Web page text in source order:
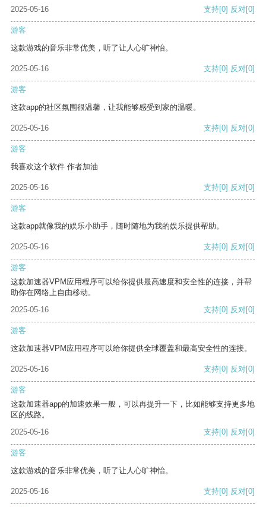
2025-05-16
支持[0] 反对[0]
游客
这款游戏的音乐非常优美，听了让人心旷神怡。
2025-05-16 支持[0] 反对[0]
游客
这款app的社区氛围很温馨，让我能够感受到家的温暖。
2025-05-16 支持[0] 反对[0]
游客
我喜欢这个软件 作者加油
2025-05-16 支持[0] 反对[0]
游客
这款app就像我的娱乐小助手，随时随地为我的娱乐提供帮助。
2025-05-16 支持[0] 反对[0]
游客
这款加速器VPM应用程序可以给你提供最高速度和安全性的连接，并帮
助你在网络上自由移动。
2025-05-16
支持[0] 反对[0]
游客
这款加速器VPM应用程序可以给你提供全球覆盖和最高安全性的连接。
2025-05-16 支持[0] 反对[0]
游客
这款加速器app的加速效果一般，可以再提升一下，比如能够支持更多地
区的线路。
2025-05-16
支持[0] 反对[0]
游客
这款游戏的音乐非常优美，听了让人心旷神怡。
2025-05-16 支持[0] 反对[0]